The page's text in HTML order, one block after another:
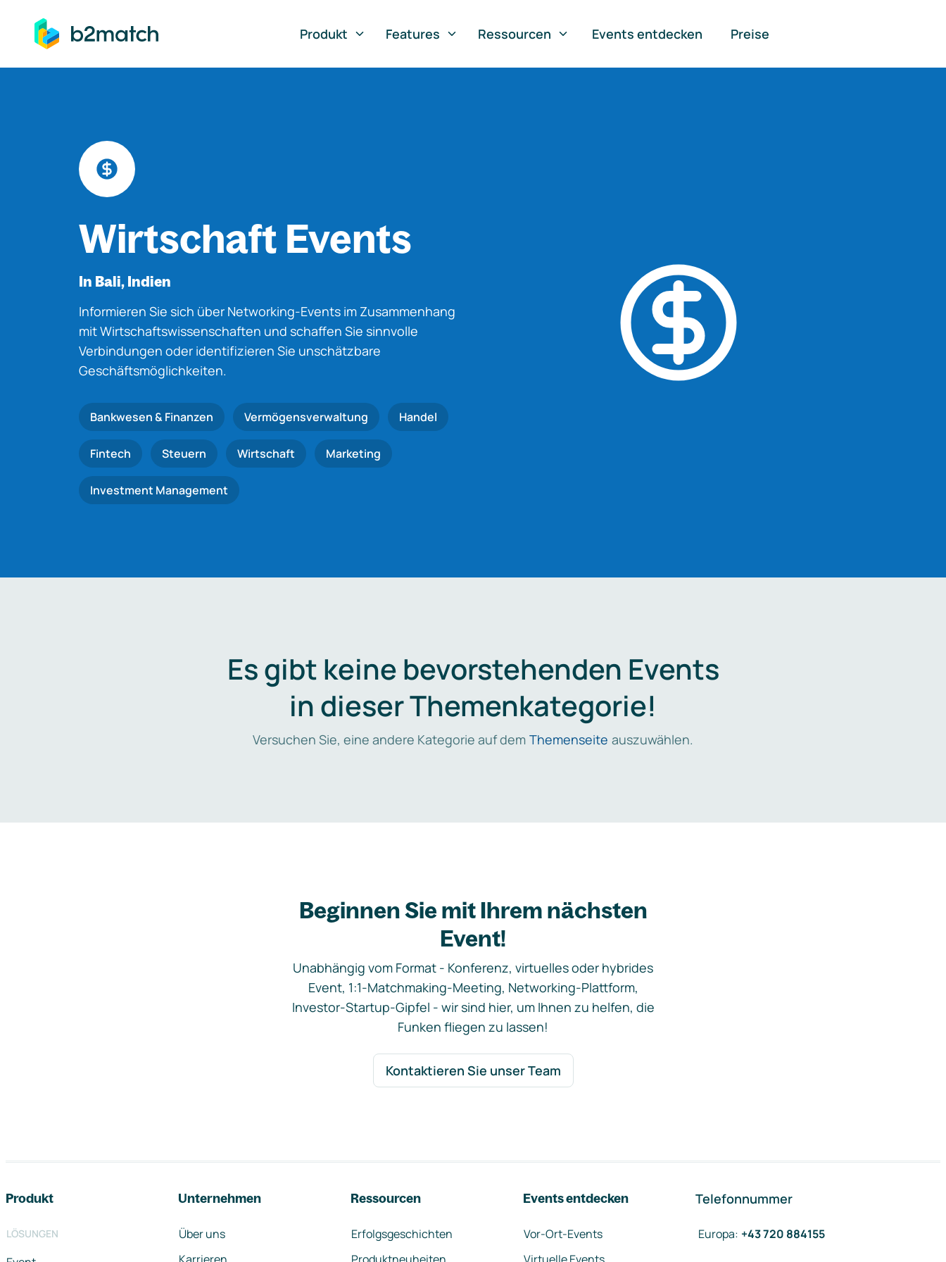
springen
Produkt
Features Ressourcen Events entdecken Preise
Wirtschaft Events
In Bali, Indien
Informieren Sie sich über Networking-Events im Zusammenhang
mit Wirtschaftswissenschaften und schaffen Sie sinnvolle
Verbindungen oder identifizieren Sie unschätzbare
Geschäftsmöglichkeiten.
Bankwesen & Finanzen Vermögensverwaltung Handel
Fintech Steuern Wirtschaft Marketing
Investment Management
Es gibt keine bevorstehenden Events
in dieser Themenkategorie!
Versuchen Sie, eine andere Kategorie auf dem Themenseite auszuwählen.
Beginnen Sie mit Ihrem nächsten
Event!
Unabhängig vom Format - Konferenz, virtuelles oder hybrides
Event, 1:1-Matchmaking-Meeting, Networking-Plattform,
Investor-Startup-Gipfel - wir sind hier, um Ihnen zu helfen, die
Funken fliegen zu lassen!
Kontaktieren Sie unser Team
Produkt
LÖSUNGEN
Unternehmen
Über uns
Ressourcen
Erfolgsgeschichten
Events entdecken
Vor-Ort-Events
Telefonnummer
Europa: +43 720 884155